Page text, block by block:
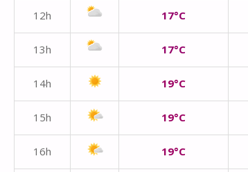
12h 17°C
13h 17°C
14h 19°C
15h 19°C
16h 19°C